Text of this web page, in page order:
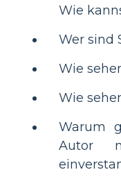
Wie
Wer sind
Wie
Wie
Warum
Autor